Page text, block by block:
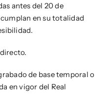
antes del 20 de
en su totalidad
de base temporal o
en vigor del Real